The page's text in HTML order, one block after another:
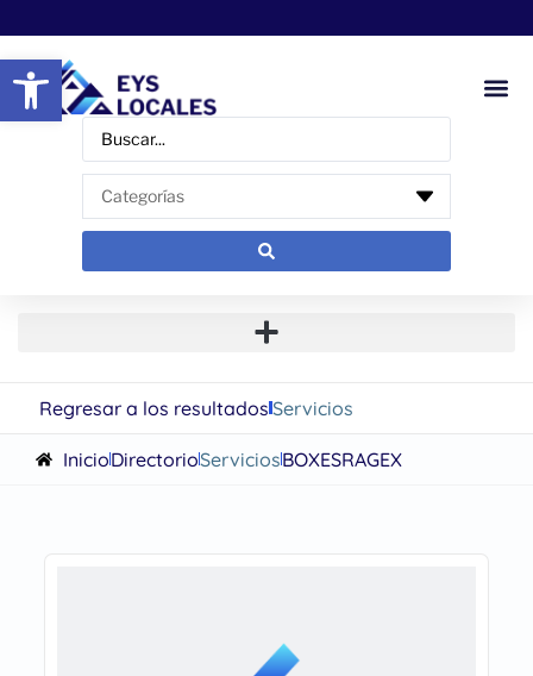
Abrir barra de herramientas
Regresar a los resultadosServicios
InicioDirectorioServiciosBOXESRAGEX